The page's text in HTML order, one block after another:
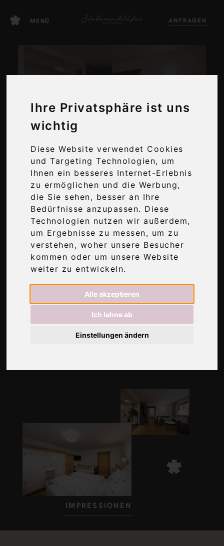
Ihre Privatsphäre ist uns
wichtig
Diese Website verwendet Cookies
und Targeting Technologien, um
Ihnen ein besseres Internet-Erlebnis
zu ermöglichen und die Werbung,
die Sie sehen, besser an Ihre
Bedürfnisse anzupassen. Diese
Technologien nutzen wir außerdem,
um Ergebnisse zu messen, um zu
verstehen, woher unsere Besucher
kommen oder um unsere Website
weiter zu entwickeln.
Alle akzeptieren
Ich lehne ab
Einstellungen ändern
Inhalt
MENÜ ANFRAGEN
FERIENWOHNUNG
SIEBENSCHLÄFER
URLAUB VOM FEINSTEN
Im Herzen von Neustift, am Fuße des Stubaier
Gletschers befindet sich die Siebenschläfer-
Ferienwohnung , die an Ausstattung und
offen lässt – Urlaub vom Feinsten eben.
DIE FERIENWOHNUNG
IMPRESSIONEN